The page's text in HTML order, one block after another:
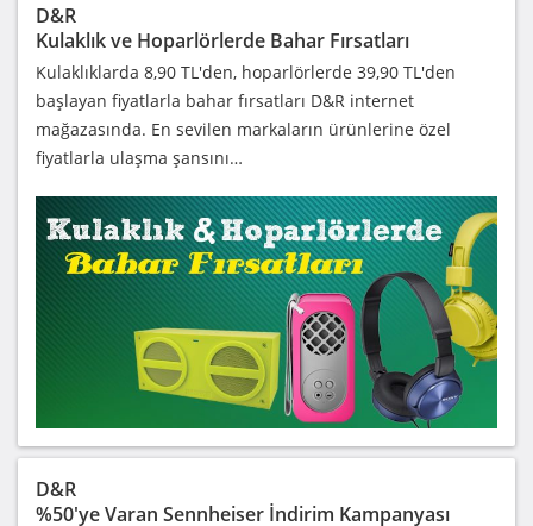
D&R
Kulaklık ve Hoparlörlerde Bahar Fırsatları
Kulaklıklarda 8,90 TL'den, hoparlörlerde 39,90 TL'den
başlayan fiyatlarla bahar fırsatları D&R internet
mağazasında. En sevilen markaların ürünlerine özel
fiyatlarla ulaşma şansını…
D&R
%50'ye Varan Sennheiser İndirim Kampanyası